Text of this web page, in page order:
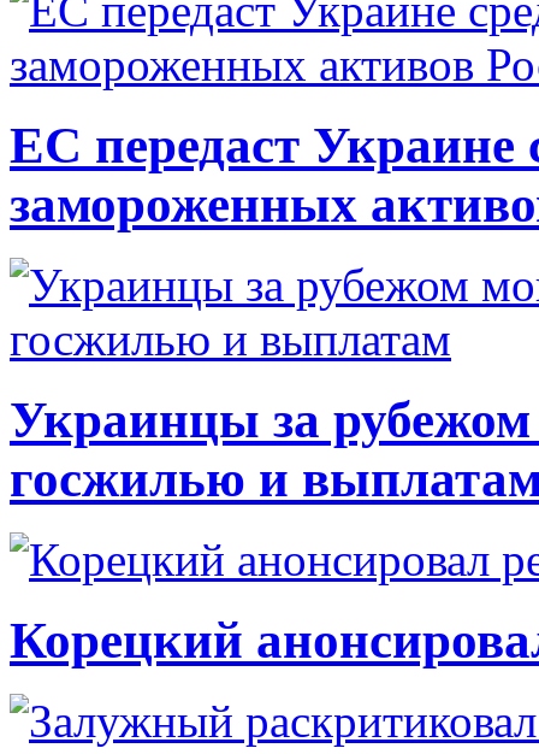
ЕС передаст Украине
замороженных
Украинцы за рубежом
госжилью и
Корецкий